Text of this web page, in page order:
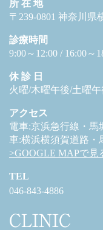
所 在 地
〒239-0801 神奈川県
診療時間
9:00～12:00 / 16:00～
休 診 日
火曜/木曜午後/土曜午
アクセス
電車:京浜急行線・馬
車:横浜横須賀道路・
>GOOGLE MAPで見
TEL
046-843-4886
CLINIC